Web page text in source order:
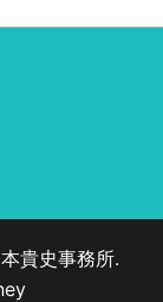
貴史事務所.